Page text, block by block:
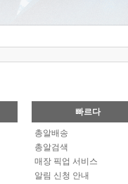
빠르다
총알배송
총알검색
매장 픽업 서비스
알림 신청 안내